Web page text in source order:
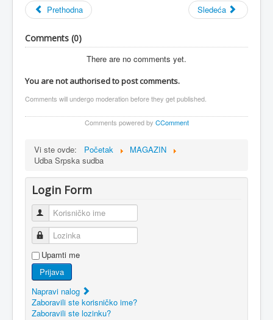
Prethodna
Sledeća
Comments (0)
There are no comments yet.
You are not authorised to post comments.
Comments will undergo moderation before they get published.
Comments powered by CComment
Vi ste ovde: Početak
MAGAZIN
Udba Srpska sudba
Login Form
Korisničko ime
Lozinka
Upamti me
Prijava
Napravi nalog
Zaboravili ste korisničko ime?
Zaboravili ste lozinku?